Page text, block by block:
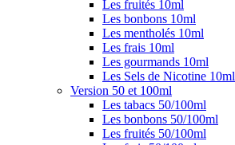
Les fruités 10ml
Les bonbons 10ml
Les mentholés 10ml
Les frais 10ml
Les gourmands 10ml
Les Sels de Nicotine 10ml
Version 50 et 100ml
Les tabacs 50/100ml
Les bonbons 50/100ml
Les fruités 50/100ml